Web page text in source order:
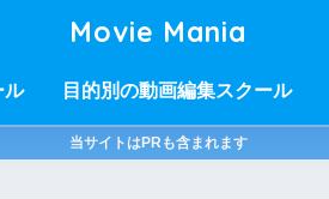
Movie Mania
ル 目的別の動画編集スクール
当サイトはPRも含まれます